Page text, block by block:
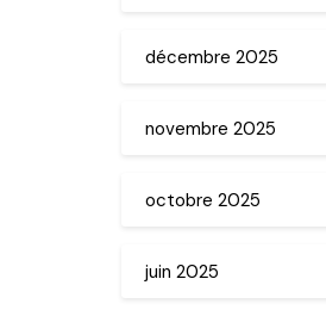
décembre 2025
novembre 2025
octobre 2025
juin 2025